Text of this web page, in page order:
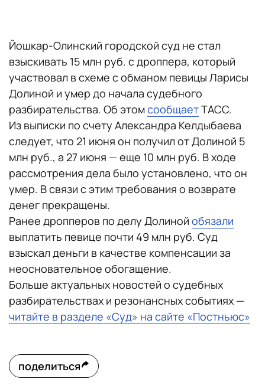
Йошкар-Олинский городской суд не стал
взыскивать 15 млн руб. с дроппера, который
участвовал в схеме с обманом певицы Ларисы
Долиной и умер до начала судебного
разбирательства. Об этомсообщаетТАСС.
Из выписки по счету Александра Келдыбаева
следует, что 21 июня он получил от Долиной 5
млн руб., а 27 июня — еще 10 млн руб. В ходе
рассмотрения дела было установлено, что он
умер. В связи с этим требования о возврате
денег прекращены.
Ранее дропперов по делу Долиной обязали
выплатить певице почти 49 млн руб. Суд
взыскал деньги в качестве компенсации за
неосновательное обогащение.
Больше актуальных новостей о судебных
разбирательствах и резонансных событиях —
читайте в разделе «Суд» на сайте «Постньюс»
поделиться